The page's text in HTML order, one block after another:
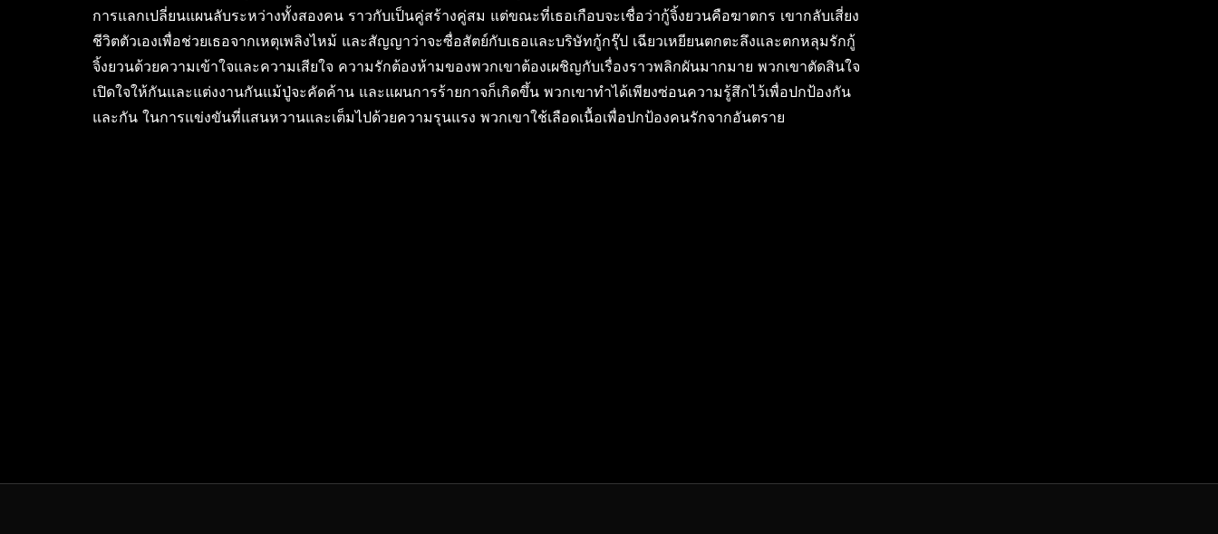
การแลกเปลี่ยนแผนลับระหว่างทั้งสองคน ราวกับเป็นคู่สร้างคู่สม แต่ขณะที่เธอเกือบจะเชื่อว่ากู้จิ้งยวนคือฆาตกร เขากลับเสี่ยง
ชีวิตตัวเองเพื่อช่วยเธอจากเหตุเพลิงไหม้ และสัญญาว่าจะซื่อสัตย์กับเธอและบริษัทกู้กรุ๊ป เฉียวเหยียนตกตะลึงและตกหลุมรักกู้
จิ้งยวนด้วยความเข้าใจและความเสียใจ ความรักต้องห้ามของพวกเขาต้องเผชิญกับเรื่องราวพลิกผันมากมาย พวกเขาตัดสินใจ
เปิดใจให้กันและแต่งงานกันแม้ปู่จะคัดค้าน และแผนการร้ายกาจก็เกิดขึ้น พวกเขาทำได้เพียงซ่อนความรู้สึกไว้เพื่อปกป้องกัน
และกัน ในการแข่งขันที่แสนหวานและเต็มไปด้วยความรุนแรง พวกเขาใช้เลือดเนื้อเพื่อปกป้องคนรักจากอันตราย